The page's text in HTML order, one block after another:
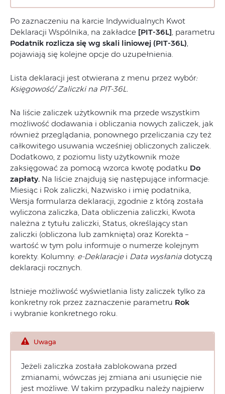
Po zaznaczeniu na karcie Indywidualnych Kwot
Deklaracji Wspólnika, na zakładce [PIT-36L], parametru
Podatnik rozlicza się wg skali liniowej (PIT-36L),
pojawiają się kolejne opcje do uzupełnienia.
Lista deklaracji jest otwierana z menu przez wybór:
Księgowość/ Zaliczki na PIT-36L.
Na liście zaliczek użytkownik ma przede wszystkim
możliwość dodawania i obliczania nowych zaliczek, jak
również przeglądania, ponownego przeliczania czy też
całkowitego usuwania wcześniej obliczonych zaliczek.
Dodatkowo, z poziomu listy użytkownik może
zaksięgować za pomocą wzorca kwotę podatku Do
zapłaty. Na liście znajdują się następujące informacje:
Miesiąc i Rok zaliczki, Nazwisko i imię podatnika,
Wersja formularza deklaracji, zgodnie z którą została
wyliczona zaliczka, Data obliczenia zaliczki, Kwota
należna z tytułu zaliczki, Status, określający stan
zaliczki (obliczona lub zamknięta) oraz Korekta –
wartość w tym polu informuje o numerze kolejnym
korekty. Kolumny: e-Deklaracjei Data wysłania dotyczą
deklaracji rocznych.
Istnieje możliwość wyświetlania listy zaliczek tylko za
konkretny rok przez zaznaczenie parametru Rok
i wybranie konkretnego roku.
Uwaga
Jeżeli zaliczka została zablokowana przed
zmianami, wówczas jej zmiana ani usunięcie nie
jest możliwe. W takim przypadku należy najpierw